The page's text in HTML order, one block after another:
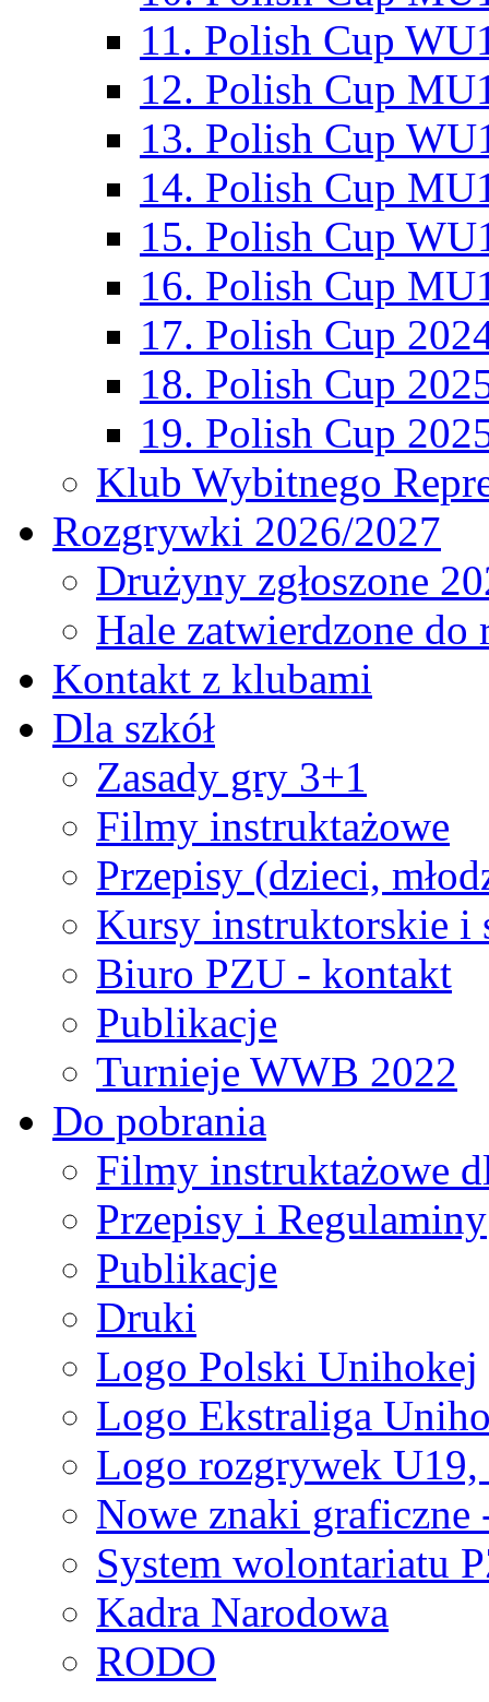
11. Polish Cup
12. Polish Cup
13. Polish Cup
14. Polish Cup
15. Polish Cup
16. Polish Cup
17. Polish Cup
18. Polish Cup
19. Polish Cup
Klub Wybitnego
Rozgrywki 2026/2027
Drużyny zgłoszone
Hale zatwierdzone
Kontakt z klubami
Dla szkół
Zasady gry 3+1
Filmy instruktażowe
Przepisy (dzieci,
Kursy instruktorskie i
Biuro PZU - kontakt
Publikacje
Turnieje WWB 2022
Do pobrania
Filmy instruktażowe
Przepisy i Regulaminy
Publikacje
Druki
Logo Polski Unihokej
Logo Ekstraliga
Logo rozgrywek
Nowe znaki graficzne
System wolontariatu
Kadra Narodowa
RODO